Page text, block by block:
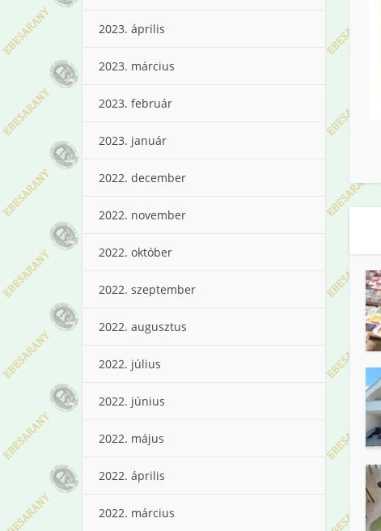
2023. április
2023. március
2023. február
2023. január
2022. december
2022. november
2022. október
2022. szeptember
2022. augusztus
2022. július
2022. június
2022. május
2022. április
2022. március